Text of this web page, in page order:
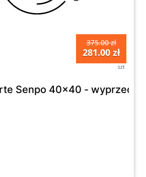
375.00 zł
281.00 zł
szt
Senpo 40x40 -